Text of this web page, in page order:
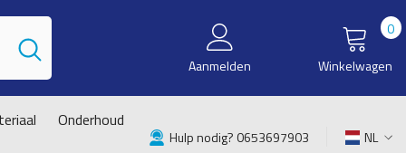
Aanmelden Winkelwagen
00
Onderhoud
Hulp nodig? 0653697903 NL